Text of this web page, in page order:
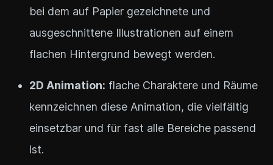
bei dem auf Papier gezeichnete und
ausgeschnittene Illustrationen auf einem
flachen Hintergrund bewegt werden.
2D Animation: flache Charaktere und Räume
kennzeichnen diese Animation, die vielfältig
einsetzbar und für fast alle Bereiche passend
ist.